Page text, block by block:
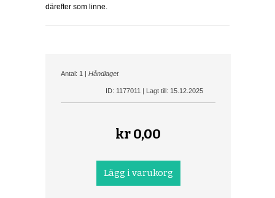
därefter som linne.
Antal: 1 | Håndlaget
ID: 1177011 | Lagt till: 15.12.2025
kr0,00